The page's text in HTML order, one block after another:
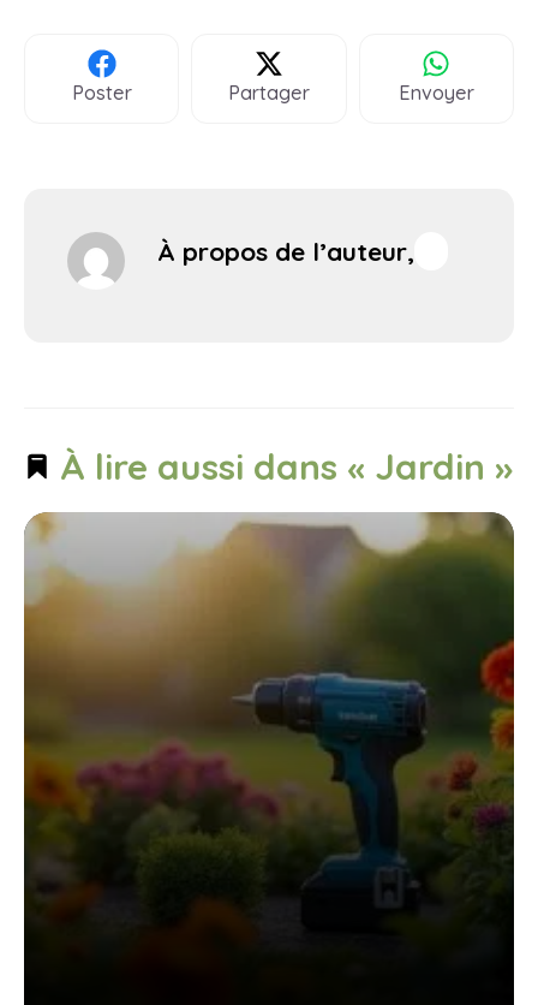
Poster Partager Envoyer
À propos de l’auteur,
À lire aussi dans « Jardin »